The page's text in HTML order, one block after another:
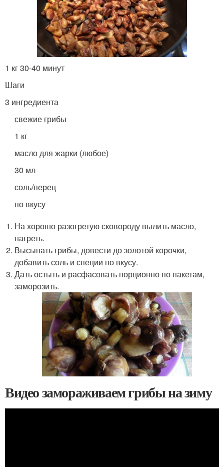
1 кг 30-40 минут
Шаги
3 ингредиента
свежие грибы
1 кг
масло для жарки (любое)
30 мл
соль/перец
по вкусу
На хорошо разогретую сковороду вылить масло,
нагреть.
Высыпать грибы, довести до золотой корочки,
добавить соль и специи по вкусу.
Дать остыть и расфасовать порционно по пакетам,
заморозить.
Видео замораживаем грибы на зиму